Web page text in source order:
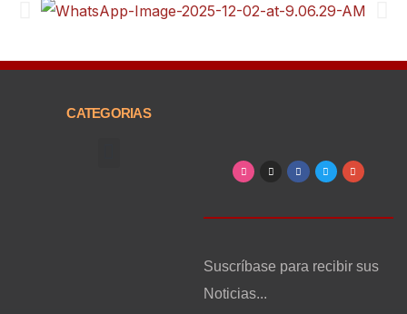
CATEGORIAS
Suscríbase para recibir sus
Noticias...